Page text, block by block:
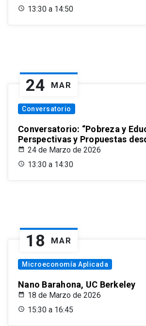
13:30 a 14:50
24 MAR
Conversatorio
Conversatorio: “Pobreza y
Perspectivas y Propuestas
24 de Marzo de 2026
13:30 a 14:30
18 MAR
Microeconomía Aplicada
Nano Barahona, UC Berkeley
18 de Marzo de 2026
15:30 a 16:45